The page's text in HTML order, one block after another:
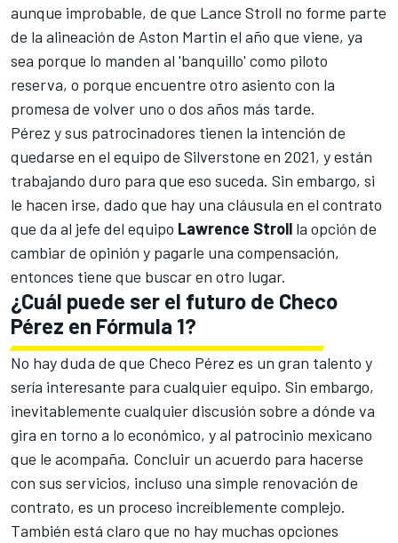
aunque improbable, de que Lance Stroll no forme parte
de la alineación de Aston Martin el año que viene, ya
sea porque lo manden al 'banquillo' como piloto
reserva, o porque encuentre otro asiento con la
promesa de volver uno o dos años más tarde.
Pérez y sus patrocinadores tienen la intención de
quedarse en el equipo de Silverstone en 2021, y están
trabajando duro para que eso suceda. Sin embargo, si
le hacen irse, dado que hay una cláusula en el contrato
que da al jefe del equipo Lawrence Stroll la opción de
cambiar de opinión y pagarle una compensación,
entonces tiene que buscar en otro lugar.
¿Cuál puede ser el futuro de Checo
Pérez en Fórmula 1?
No hay duda de que Checo Pérez es un gran talento y
sería interesante para cualquier equipo. Sin embargo,
inevitablemente cualquier discusión sobre a dónde va
gira en torno a lo económico, y al patrocinio mexicano
que le acompaña. Concluir un acuerdo para hacerse
con sus servicios, incluso una simple renovación de
contrato, es un proceso increíblemente complejo.
También está claro que no hay muchas opciones